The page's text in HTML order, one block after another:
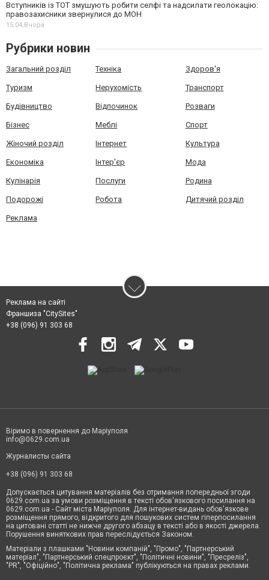
Вступників із ТОТ змушують робити селфі та надсилати геолокацію:
правозахисники звернулися до МОН
15:04,Вчора
Рубрики новин
Загальний розділ Техніка Здоров'я
Туризм Нерухомість Транспорт
Будівництво Відпочинок Розваги
Бізнес Меблі Спорт
Жіночий розділ Інтернет Культура
Економіка Інтер'єр Мода
Кулінарія Послуги Родина
Подорожі Робота Дитячий розділ
Реклама
Реклама на сайті
Франшиза "CitySites"
+38 (096) 91 303 68
Віримо в повернення до Маріуполя
info@0629.com.ua
Журналисты сайта
+38 (096) 91 303 68
Допускається цитування матеріалів без отримання попередньої згоди
0629.com.ua за умови розміщення в тексті обов'язкового посилання на
0629.com.ua - Сайт міста Маріуполя. Для інтернет-видань обов'язкове
розміщення прямого, відкритого для пошукових систем гіперпосилання
на цитовані статті не нижче другого абзацу в тексті або в якості джерела.
Порушення виняткових прав переслідується Законом.
Матеріали з плашками "Новини компаній", "Промо", "Партнерський
матеріал", "Партнерський спецпроєкт", "Політичні новини", "Пресреліз",
"PR", "Офіційно", "Політична реклама" публікуються на правах реклами.